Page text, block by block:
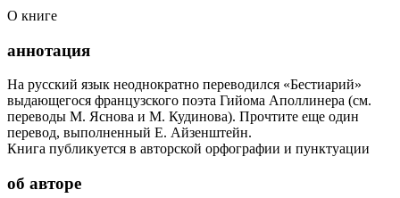
О книге
аннотация
На русский язык неоднократно переводился «Бестиарий»
выдающегося французского поэта Гийома Аполлинера (см.
переводы М. Яснова и М. Кудинова). Прочтите еще один
перевод, выполненный Е. Айзенштейн.
Книга публикуется в авторской орфографии и пунктуации
об авторе